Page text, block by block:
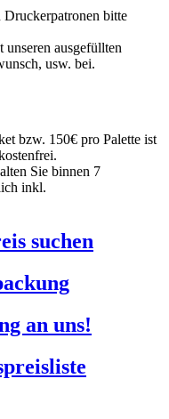
Druckerpatronen bitte
ausgefüllten
usw. bei.
bzw. 150€ pro Palette ist
Sie binnen 7
inkl.
suchen
an uns!